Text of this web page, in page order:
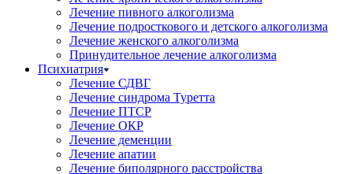
Лечение пивного алкоголизма
Лечение подросткового и детского алкоголизма
Лечение женского алкоголизма
Принудительное лечение алкоголизма
Психиатрия
Лечение СДВГ
Лечение синдрома Туретта
Лечение ПТСР
Лечение ОКР
Лечение деменции
Лечение апатии
Лечение биполярного расстройства